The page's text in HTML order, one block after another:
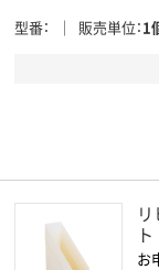
型番 販売単位 1
お